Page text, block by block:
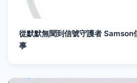
從默默無聞到信號守護者 Samson
事